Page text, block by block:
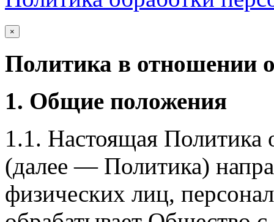
×
Политика в отношении
1. Общие положения
1.1. Настоящая Политика
(далее — Политика)
физических лиц,